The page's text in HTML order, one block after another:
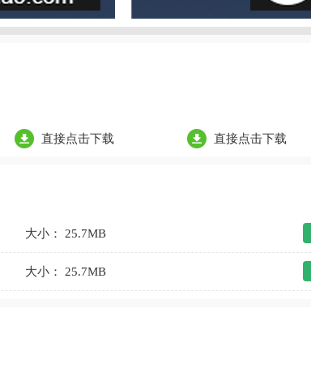
直接点击下载 直接点击下载
大小： 25.7MB
大小： 25.7MB